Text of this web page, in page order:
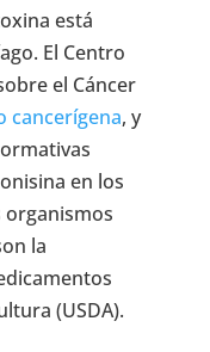
está
El Centro
el Cáncer
cancerígena, y
en los
organismos
la
(USDA).